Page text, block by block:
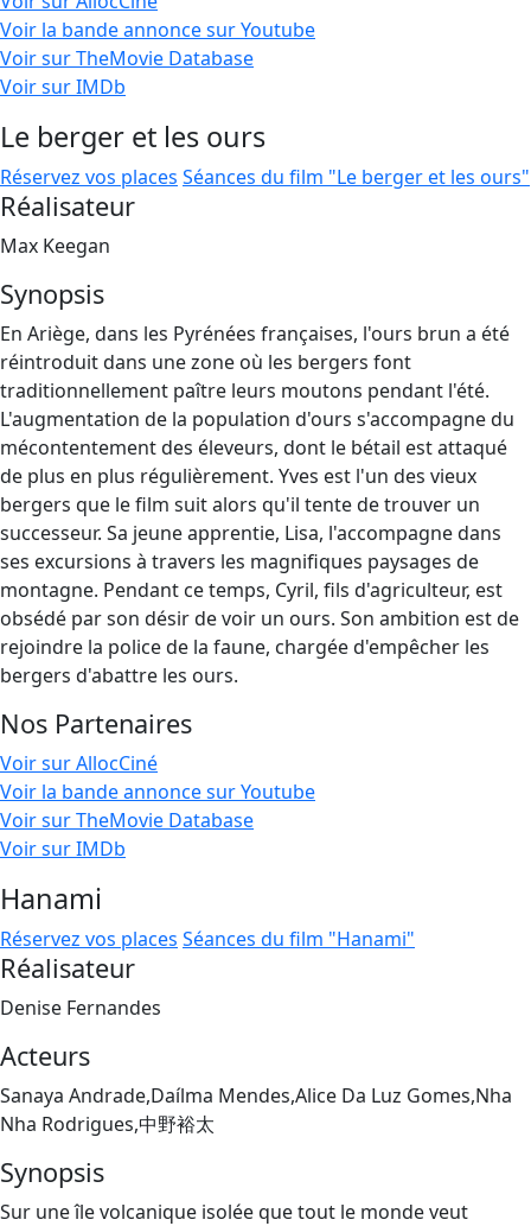
Voir la bande annonce sur Youtube
Voir sur TheMovie Database
Voir sur IMDb
Le berger et les ours
Réservez vos places Séances du film "Le berger et les ours"
Réalisateur
Max Keegan
Synopsis
En Ariège, dans les Pyrénées françaises, l'ours brun a été
réintroduit dans une zone où les bergers font
traditionnellement paître leurs moutons pendant l'été.
L'augmentation de la population d'ours s'accompagne du
mécontentement des éleveurs, dont le bétail est attaqué
de plus en plus régulièrement. Yves est l'un des vieux
bergers que le film suit alors qu'il tente de trouver un
successeur. Sa jeune apprentie, Lisa, l'accompagne dans
ses excursions à travers les magnifiques paysages de
montagne. Pendant ce temps, Cyril, fils d'agriculteur, est
obsédé par son désir de voir un ours. Son ambition est de
rejoindre la police de la faune, chargée d'empêcher les
bergers d'abattre les ours.
Nos Partenaires
Voir sur AllocCiné
Voir la bande annonce sur Youtube
Voir sur TheMovie Database
Voir sur IMDb
Hanami
Réservez vos places Séances du film "Hanami"
Réalisateur
Denise Fernandes
Acteurs
Sanaya Andrade,Daílma Mendes,Alice Da Luz Gomes,Nha
Nha Rodrigues,中野裕太
Synopsis
Sur une île volcanique isolée que tout le monde veut